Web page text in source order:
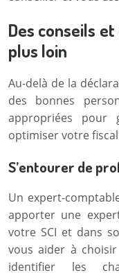
Des conseils
plus loin
Au-delà de la
des bonnes
appropriées pour
optimiser votre
S’entourer de
Un expert-
apporter une
votre SCI et dans
vous aider à
identifier les